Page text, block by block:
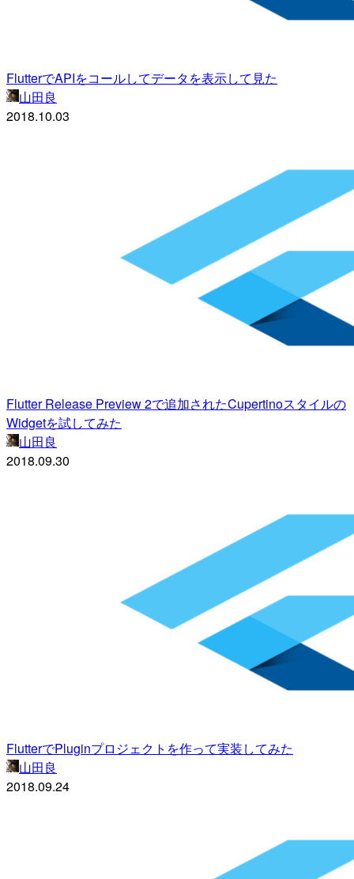
FlutterでAPIをコールしてデータを表示して見た
山田良
2018.10.03
Flutter Release Preview 2で追加されたCupertinoスタイルの
Widgetを試してみた
山田良
2018.09.30
FlutterでPluginプロジェクトを作って実装してみた
山田良
2018.09.24